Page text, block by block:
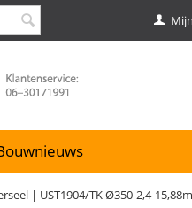
| UST1904/TK Ø350-2,4-